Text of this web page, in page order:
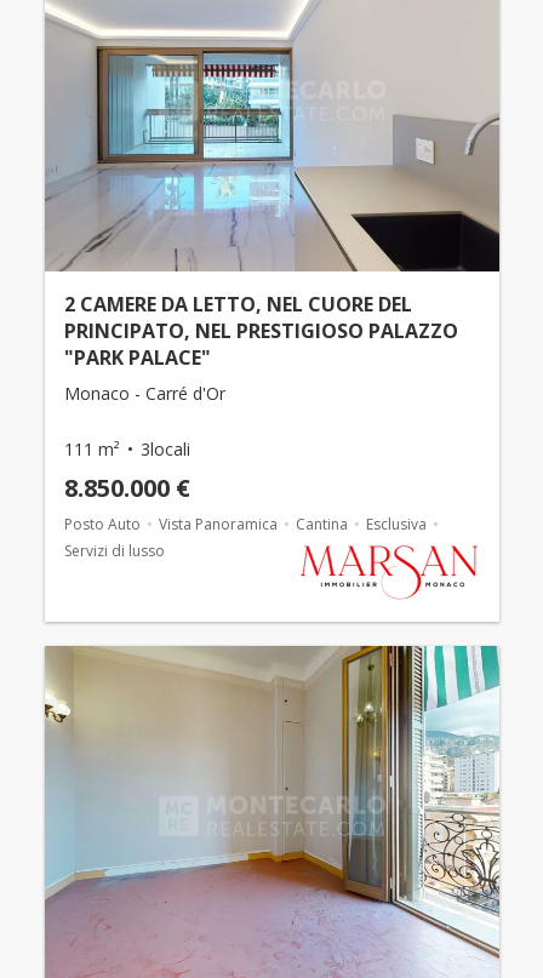
2 CAMERE DA LETTO, NEL CUORE DEL
PRINCIPATO, NEL PRESTIGIOSO PALAZZO
"PARK PALACE"
Monaco - Carré d'Or
111 m² 3locali
8.850.000 €
Posto Auto Vista Panoramica Cantina
Esclusiva
Servizi di lusso